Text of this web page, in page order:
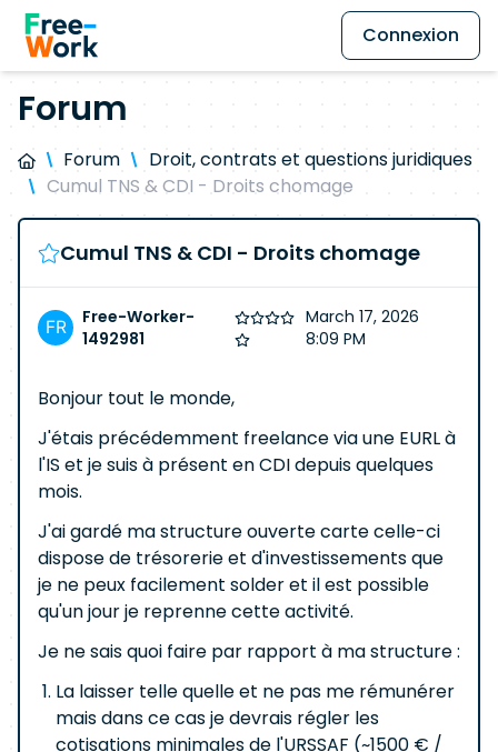
Connexion
Forum
Forum
Droit, contrats et questions juridiques
Cumul TNS & CDI - Droits chomage
Cumul TNS & CDI - Droits chomage
Free-Worker-
1492981
March 17, 2026
8:09 PM
Bonjour tout le monde,
J'étais précédemment freelance via une EURL à
l'IS et je suis à présent en CDI depuis quelques
mois.
J'ai gardé ma structure ouverte carte celle-ci
dispose de trésorerie et d'investissements que
je ne peux facilement solder et il est possible
qu'un jour je reprenne cette activité.
Je ne sais quoi faire par rapport à ma structure :
La laisser telle quelle et ne pas me rémunérer
mais dans ce cas je devrais régler les
cotisations minimales de l'URSSAF (~1500 € /